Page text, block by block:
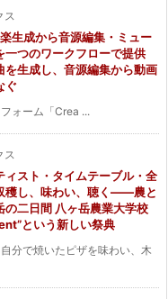
ス
生成から音源編集・ミュー
一つのワークフローで提供
を生成し、音源編集から動画
ぐ
ォーム「Crea ...
ス
ィスト・タイムテーブル・全
穫し、味わい、聴く——農と
二日間 八ヶ岳農業大学校
という新しい祭典
分で焼いたピザを味わい、木